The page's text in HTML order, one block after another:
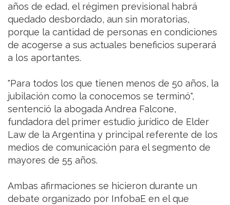
años de edad, el régimen previsional habrá
quedado desbordado, aun sin moratorias,
porque la cantidad de personas en condiciones
de acogerse a sus actuales beneficios superará
a los aportantes.
"Para todos los que tienen menos de 50 años, la
jubilación como la conocemos se terminó",
sentenció la abogada Andrea Falcone,
fundadora del primer estudio jurídico de Elder
Law de la Argentina y principal referente de los
medios de comunicación para el segmento de
mayores de 55 años.
Ambas afirmaciones se hicieron durante un
debate organizado por InfobaE en el que